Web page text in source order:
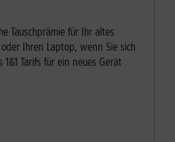
Tauschprämie für Ihr altes
Ihren Laptop, wenn Sie sich
Tarifs für ein neues Gerät